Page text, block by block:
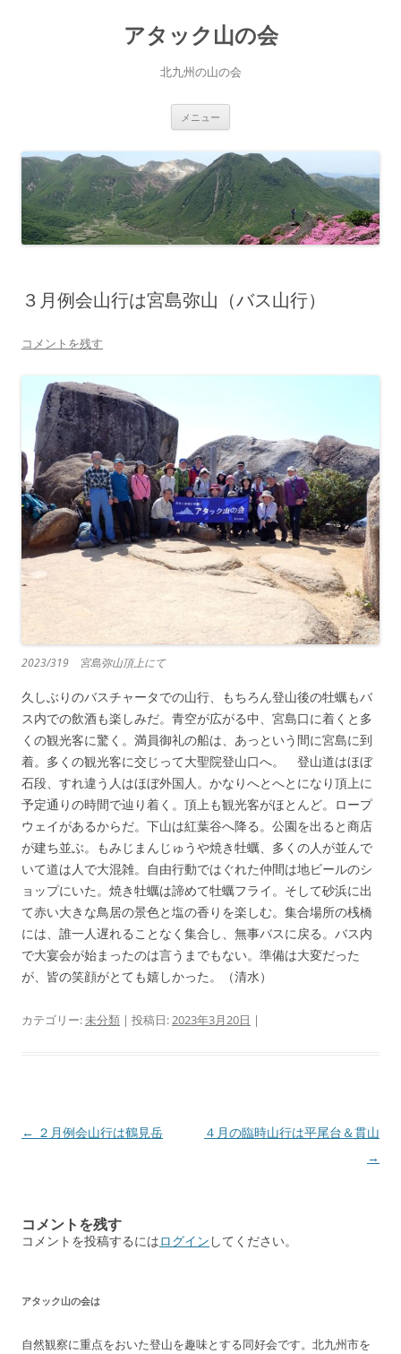
アタック山の会
北九州の山の会
メニュー
３月例会山行は宮島弥山（バス山行）
コメントを残す
2023/319 宮島弥山頂上にて
久しぶりのバスチャータでの山行、もちろん登山後の牡蠣もバ
ス内での飲酒も楽しみだ。青空が広がる中、宮島口に着くと多
くの観光客に驚く。満員御礼の船は、あっという間に宮島に到
着。多くの観光客に交じって大聖院登山口へ。 登山道はほぼ
石段、すれ違う人はほぼ外国人。かなりへとへとになり頂上に
予定通りの時間で辿り着く。頂上も観光客がほとんど。ロープ
ウェイがあるからだ。下山は紅葉谷へ降る。公園を出ると商店
が建ち並ぶ。もみじまんじゅうや焼き牡蠣、多くの人が並んで
いて道は人で大混雑。自由行動ではぐれた仲間は地ビールのシ
ョップにいた。焼き牡蠣は諦めて牡蠣フライ。そして砂浜に出
て赤い大きな鳥居の景色と塩の香りを楽しむ。集合場所の桟橋
には、誰一人遅れることなく集合し、無事バスに戻る。バス内
で大宴会が始まったのは言うまでもない。準備は大変だった
が、皆の笑顔がとても嬉しかった。（清水）
カテゴリー:未分類 | 投稿日:2023年3月20日 |
投
ゲ
ョ
← ２月例会山行は鶴見岳
４月の臨時山行は平尾台＆貫山
→
コメントを残す
コメントを投稿するにはログイン してください。
アタック山の会は
自然観察に重点をおいた登山を趣味とする同好会です。北九州市を